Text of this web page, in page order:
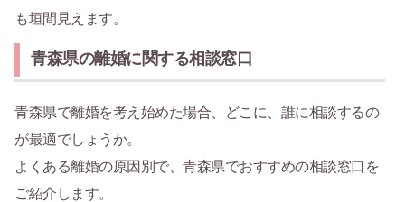
も垣間見えます。
青森県の離婚に関する相談窓口
青森県で離婚を考え始めた場合、どこに、誰に相談するの
が最適でしょうか。
よくある離婚の原因別で、青森県でおすすめの相談窓口を
ご紹介します。